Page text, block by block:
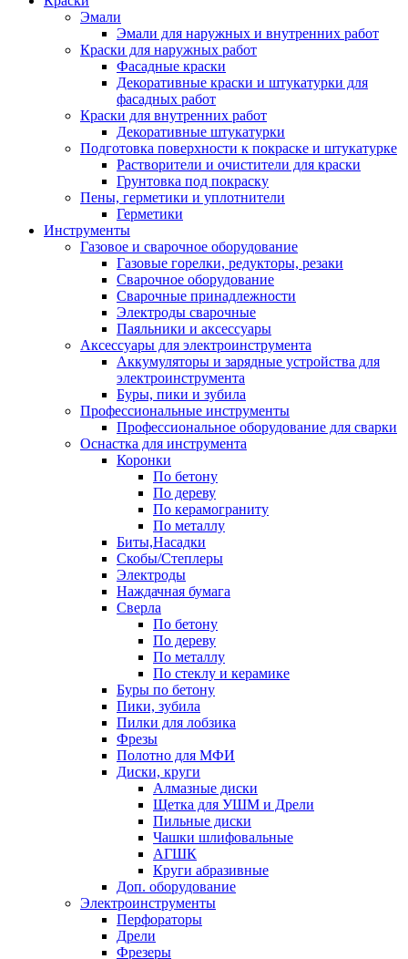
Эмали
Эмали для наружных и внутренних работ
Краски для наружных работ
Фасадные краски
Декоративные краски и штукатурки для
фасадных работ
Краски для внутренних работ
Декоративные штукатурки
Подготовка поверхности к покраске и штукатурке
Растворители и очистители для краски
Грунтовка под покраску
Пены, герметики и уплотнители
Герметики
Инструменты
Газовое и сварочное оборудование
Газовые горелки, редукторы, резаки
Сварочное оборудование
Сварочные принадлежности
Электроды сварочные
Паяльники и аксессуары
Аксессуары для электроинструмента
Аккумуляторы и зарядные устройства для
электроинструмента
Буры, пики и зубила
Профессиональные инструменты
Профессиональное оборудование для сварки
Оснастка для инструмента
Коронки
По бетону
По дереву
По керамограниту
По металлу
Биты,Насадки
Скобы/Степлеры
Электроды
Наждачная бумага
Сверла
По бетону
По дереву
По металлу
По стеклу и керамике
Буры по бетону
Пики, зубила
Пилки для лобзика
Фрезы
Полотно для МФИ
Диски, круги
Алмазные диски
Щетка для УШМ и Дрели
Пильные диски
Чашки шлифовальные
АГШК
Круги абразивные
Доп. оборудование
Электроинструменты
Перфораторы
Дрели
Фрезеры